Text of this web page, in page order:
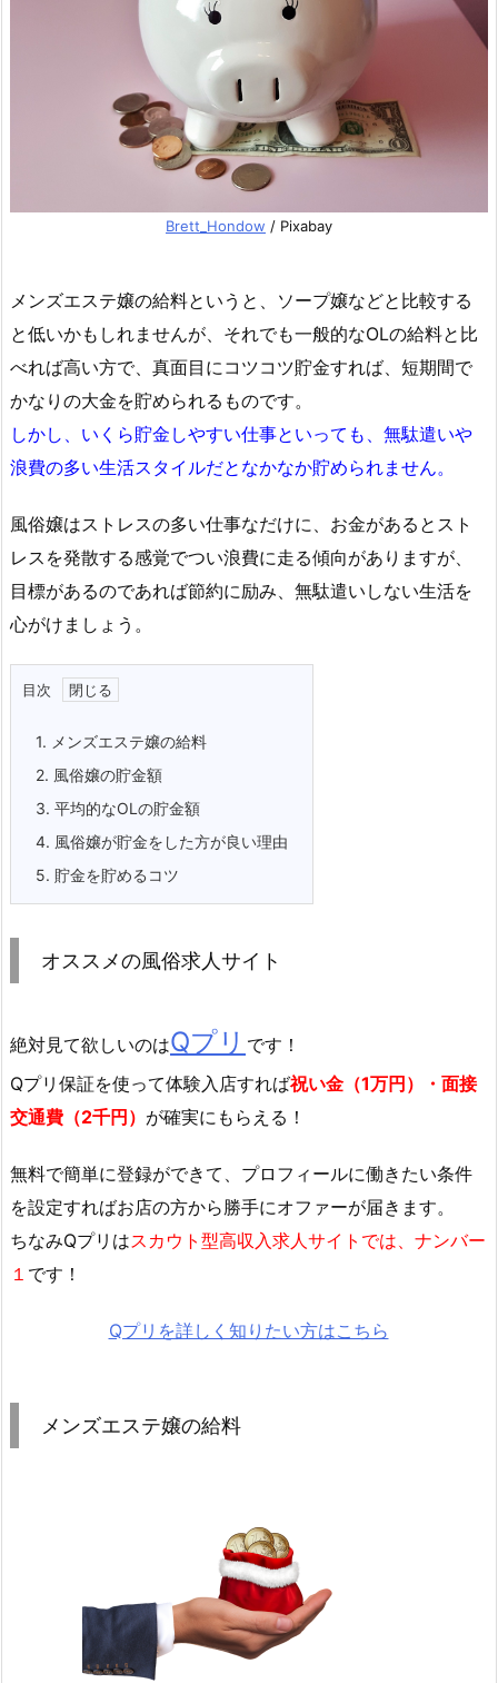
Brett_Hondow / Pixabay
メンズエステ嬢の給料というと、ソープ嬢などと比較する
と低いかもしれませんが、それでも一般的なOLの給料と比
べれば高い方で、真面目にコツコツ貯金すれば、短期間で
かなりの大金を貯められるものです。
しかし、いくら貯金しやすい仕事といっても、無駄遣いや
浪費の多い生活スタイルだとなかなか貯められません。
風俗嬢はストレスの多い仕事なだけに、お金があるとスト
レスを発散する感覚でつい浪費に走る傾向がありますが、
目標があるのであれば節約に励み、無駄遣いしない生活を
心がけましょう。
目次
1. メンズエステ嬢の給料
2. 風俗嬢の貯金額
3. 平均的なOLの貯金額
4. 風俗嬢が貯金をした方が良い理由
5. 貯金を貯めるコツ
オススメの風俗求人サイト
絶対見て欲しいのはQプリ です！
Qプリ保証を使って体験入店すれば祝い金（1万円）・面接
交通費（2千円） が確実にもらえる！
無料で簡単に登録ができて、プロフィールに働きたい条件
を設定すればお店の方から勝手にオファーが届きます。
ちなみQプリはスカウト型高収入求人サイトでは、ナンバー
１ です！
Qプリを詳しく知りたい方はこちら
メンズエステ嬢の給料